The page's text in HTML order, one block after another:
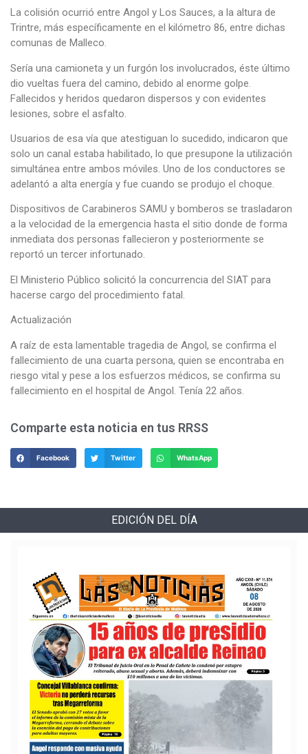
La colisión ocurrió entre Angol y Los Sauces, a la altura de
Trintre, más específicamente en el kilómetro 86, entre dichas
comunas de Malleco.
Sería una camioneta y un furgón los involucrados, éste último
dio vueltas fuera del camino, debido al enorme golpe.
Fallecidos y heridos quedaron dispersos y con evidentes
lesiones, sobre el asfalto.
Usuarios de esa vía que atestiguan lo sucedido, indicaron que
solo un canal estaba habilitado, lo que presupone la utilización
simultánea entre ambos móviles. Uno de los conductores se
adelantó a alta energía y fue cuando se produjo el choque.
Dispositivos de Carabineros SAMU y bomberos se trasladaron
a la velocidad de la emergencia hasta el sitio donde de forma
inmediata dos personas fallecieron y posteriormente se
reportó un tercer infortunado.
El Ministerio Público solicitó la concurrencia del SIAT para
hacerse cargo del procedimiento fatal.
Actualización
A raíz de esta lamentable tragedia de Angol, se confirma el
fallecimiento de una cuarta persona, quien se encontraba en
riesgo vital y pese a los esfuerzos médicos, se confirma su
fallecimiento en el hospital de Angol. Tenía 22 años.
Comparte esta noticia en tus RRSS
Facebook Twitter WhatsApp
EDICIÓN DEL DÍA